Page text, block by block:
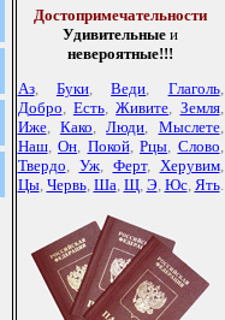
Достопримечательности
Удивительные и
невероятные!!!
Аз, Буки,Веди, Глаголь,
Добро, Есть,Живите, Земля,
Иже, Како,Люди, Мыслете,
Наш, Он, Покой, Рцы, Слово,
Твердо, Уж, Ферт, Херувим,
Цы, Червь, Ша, Щ, Э, Юс, Ять.